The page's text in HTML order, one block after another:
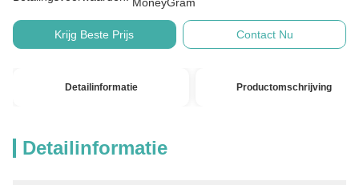
Krijg Beste Prijs Contact Nu
Detailinformatie Productomschrijving
Detailinformatie